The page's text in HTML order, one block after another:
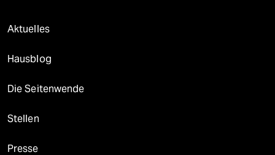
Aktuelles
Hausblog
Die Seitenwende
Stellen
Presse